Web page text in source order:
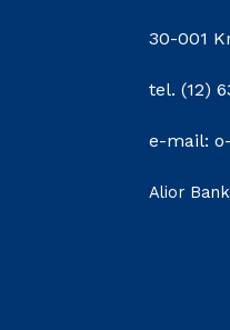
30-001
tel. (12)
e-mail:
Alior